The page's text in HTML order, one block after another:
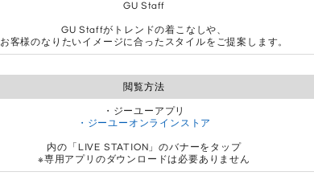
GU Staff
GU Staffがトレンドの着こなしや、
お客様のなりたいイメージに合ったスタイルをご提案します。
閲覧方法
・ジーユーアプリ
・ジーユーオンラインストア
内の「LIVE STATION」のバナーをタップ
※専用アプリのダウンロードは必要ありません